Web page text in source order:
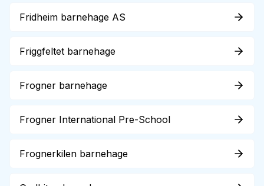
Fridheim barnehage AS
Friggfeltet barnehage
Frogner barnehage
Frogner International Pre-School
Frognerkilen barnehage